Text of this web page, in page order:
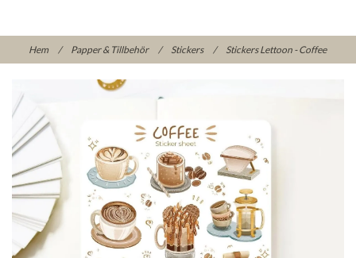
Hem / Papper & Tillbehör / Stickers / Stickers Lettoon - Coffee